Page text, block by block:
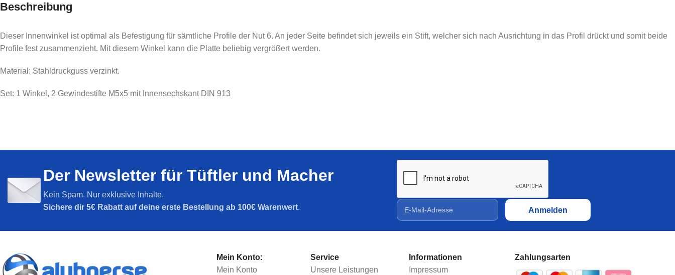
I-TYP
Nut 8
SPARPAKETE
B-TYP
Nut 10
Am beliebtesten
204,99€
Sparpaket 40x16 Superleicht
Nut 8 I-Typ 10x2000mm
eloxiert | Systemprofil
Aluprofil
Aluminiumprofil 20x20 Nut 5
Beschreibung
Dieser Innenwinkel ist optimal als Befestigung für sämtliche Profile der Nut 6. An jeder Seite befindet sich jeweils ein Stift, welcher sich nach Ausrichtung in das Profil drückt und somit beide
Profile fest zusammenzieht. Mit diesem Winkel kann die Platte beliebig vergrößert werden.
Material: Stahldruckguss verzinkt.
Set: 1 Winkel, 2 Gewindestifte M5x5 mit Innensechskant DIN 913
Der Newsletter für Tüftler und Macher
Kein Spam. Nur exklusive Inhalte.
Sichere dir 5€ Rabatt auf deine erste Bestellung ab 100€ Warenwert.
Mein Konto:
Mein Konto
Service
Unsere Leistungen
Informationen
Impressum
Zahlungsarten